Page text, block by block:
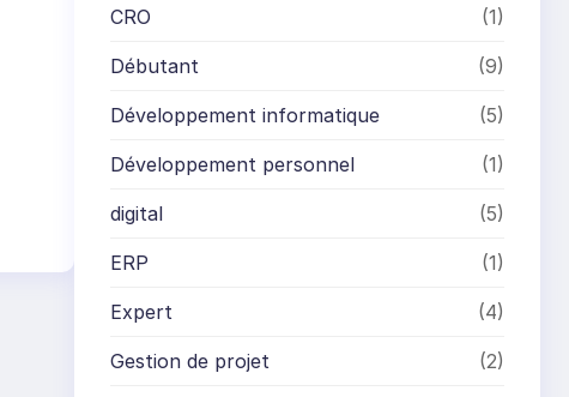
CRO (1)
Débutant (9)
Développement informatique (5)
Développement personnel (1)
digital (5)
ERP (1)
Expert (4)
Gestion de projet (2)